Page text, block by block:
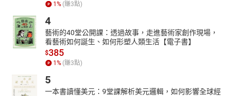
1 % (賺3點)
4
藝術的40堂公開課：透過故事，走進藝術家創作現場，
看藝術如何誕生、如何形塑人類生活【電子書】
$385
1 % (賺3點)
5
一本書讀懂美元：9堂課解析美元邏輯，如何影響全球經